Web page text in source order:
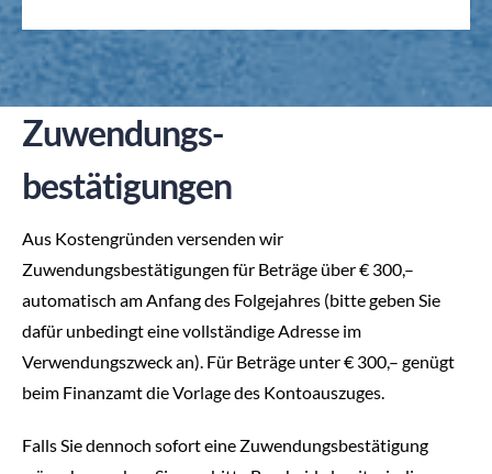
Zuwendungs-
bestätigungen
Aus Kostengründen versenden wir
Zuwendungsbestätigungen für Beträge über € 300,–
automatisch am Anfang des Folgejahres (bitte geben Sie
dafür unbedingt eine vollständige Adresse im
Verwendungszweck an). Für Beträge unter € 300,– genügt
beim Finanzamt die Vorlage des Kontoauszuges.
Falls Sie dennoch sofort eine Zuwendungsbestätigung